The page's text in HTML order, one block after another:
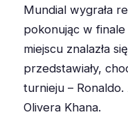
Mundial wygrała
pokonując w
miejscu znalazła
przedstawiały,
turnieju –
Olivera Khana.